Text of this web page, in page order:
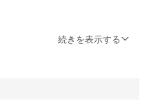
続きを表示する